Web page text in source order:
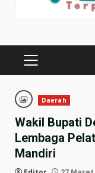
PRIMARY
Daerah
Wakil Bupati
Lembaga
Mandiri